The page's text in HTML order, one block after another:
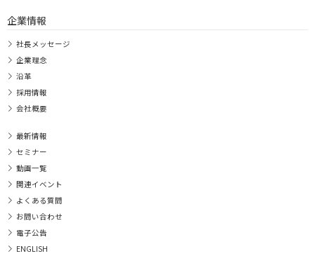
企業情報
社長メッセージ
企業理念
沿革
採用情報
会社概要
最新情報
セミナー
動画一覧
関連イベント
よくある質問
お問い合わせ
電子公告
ENGLISH